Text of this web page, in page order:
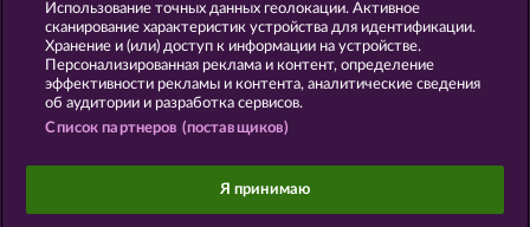
Отправить Запрос об Отказе
Данный портал предназначен исключительно
для развлекательных целей и абсолютно не
Использование точных данных геолокации. Активное
сканирование характеристик устройства для идентификации.
Хранение и (или) доступ к информации на устройстве.
Персонализированная реклама и контент, определение
эффективности рекламы и контента, аналитические сведения
об аудитории и разработка сервисов.
Список партнеров (поставщиков)
Я принимаю